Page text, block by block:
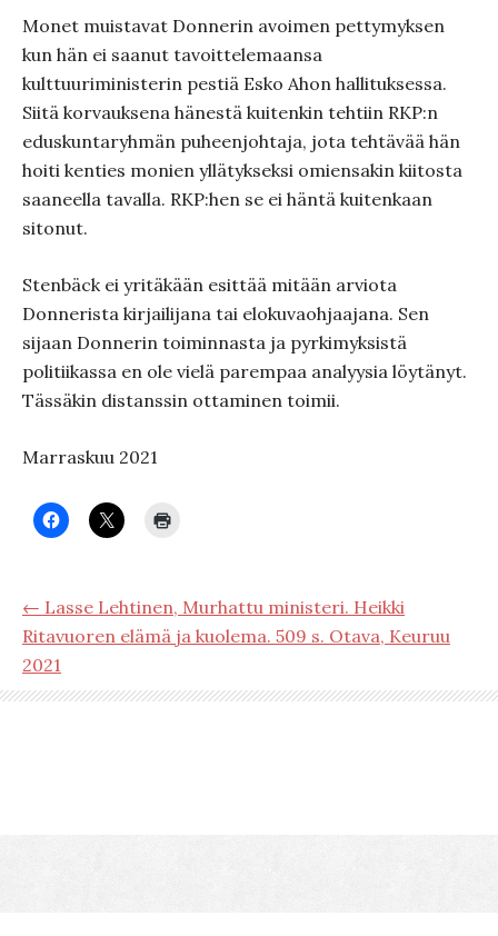
Monet muistavat Donnerin avoimen pettymyksen
kun hän ei saanut tavoittelemaansa
kulttuuriministerin pestiä Esko Ahon hallituksessa.
Siitä korvauksena hänestä kuitenkin tehtiin RKP:n
eduskuntaryhmän puheenjohtaja, jota tehtävää hän
hoiti kenties monien yllätykseksi omiensakin kiitosta
saaneella tavalla. RKP:hen se ei häntä kuitenkaan
sitonut.
Stenbäck ei yritäkään esittää mitään arviota
Donnerista kirjailijana tai elokuvaohjaajana. Sen
sijaan Donnerin toiminnasta ja pyrkimyksistä
politiikassa en ole vielä parempaa analyysia löytänyt.
Tässäkin distanssin ottaminen toimii.
Marraskuu 2021
← Lasse Lehtinen, Murhattu ministeri. Heikki
Ritavuoren elämä ja kuolema. 509 s. Otava, Keuruu
2021